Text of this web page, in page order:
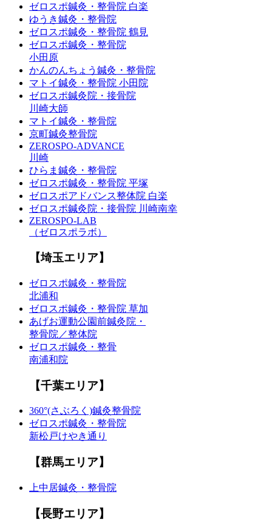
ゼロスポ鍼灸・整骨院 白楽
ゆうき鍼灸・整骨院
ゼロスポ鍼灸・整骨院 鶴見
ゼロスポ鍼灸・整骨院
小田原
かんのんちょう鍼灸・整骨院
マトイ鍼灸・整骨院 小田院
ゼロスポ鍼灸院・接骨院
川崎大師
マトイ鍼灸・整骨院
京町鍼灸整骨院
ZEROSPO-ADVANCE
川崎
ひらま鍼灸・整骨院
ゼロスポ鍼灸・整骨院 平塚
ゼロスポアドバンス整体院 白楽
ゼロスポ鍼灸院・接骨院 川崎南幸
ZEROSPO-LAB
（ゼロスポラボ）
【埼玉エリア】
ゼロスポ鍼灸・整骨院
北浦和
ゼロスポ鍼灸・整骨院 草加
あげお運動公園前鍼灸院・
整骨院／整体院
ゼロスポ鍼灸・整骨
南浦和院
【千葉エリア】
360°(さぶろく)鍼灸整骨院
ゼロスポ鍼灸・整骨院
新松戸けやき通り
【群馬エリア】
上中居鍼灸・整骨院
【長野エリア】